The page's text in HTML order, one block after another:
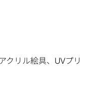
クリル絵具、UVプリ